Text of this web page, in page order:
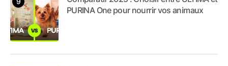
PURINA One pour nourrir vos animaux